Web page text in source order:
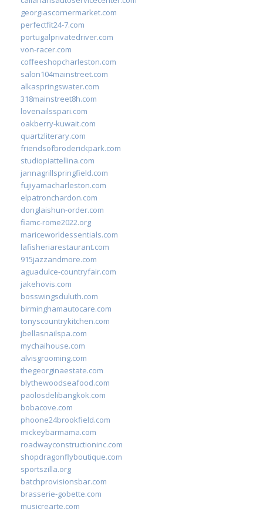
georgiascornermarket.com
perfectfit24-7.com
portugalprivatedriver.com
von-racer.com
coffeeshopcharleston.com
salon104mainstreet.com
alkaspringswater.com
318mainstreet8h.com
lovenailsspari.com
oakberry-kuwait.com
quartzliterary.com
friendsofbroderickpark.com
studiopiattellina.com
jannagrillspringfield.com
fujiyamacharleston.com
elpatronchardon.com
donglaishun-order.com
fiamc-rome2022.org
mariceworldessentials.com
lafisheriarestaurant.com
915jazzandmore.com
aguadulce-countryfair.com
jakehovis.com
bosswingsduluth.com
birminghamautocare.com
tonyscountrykitchen.com
jbellasnailspa.com
mychaihouse.com
alvisgrooming.com
thegeorginaestate.com
blythewoodseafood.com
paolosdelibangkok.com
bobacove.com
phoone24brookfield.com
mickeybarmama.com
roadwayconstructioninc.com
shopdragonflyboutique.com
sportszilla.org
batchprovisionsbar.com
brasserie-gobette.com
musicrearte.com